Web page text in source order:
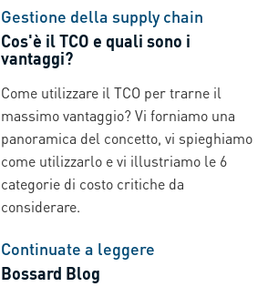
Gestione della supply chain
Cos'è il TCO e quali sono i
vantaggi?
Come utilizzare il TCO per trarne il
massimo vantaggio? Vi forniamo una
panoramica del concetto, vi spieghiamo
come utilizzarlo e vi illustriamo le 6
categorie di costo critiche da
considerare.
Continuate a leggere
Bossard Blog